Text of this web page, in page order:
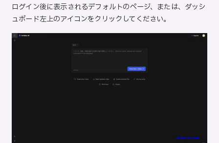
ログイン後に表示されるデフォルトのページ、または、ダッシ
ュボード左上のアイコンをクリックしてください。